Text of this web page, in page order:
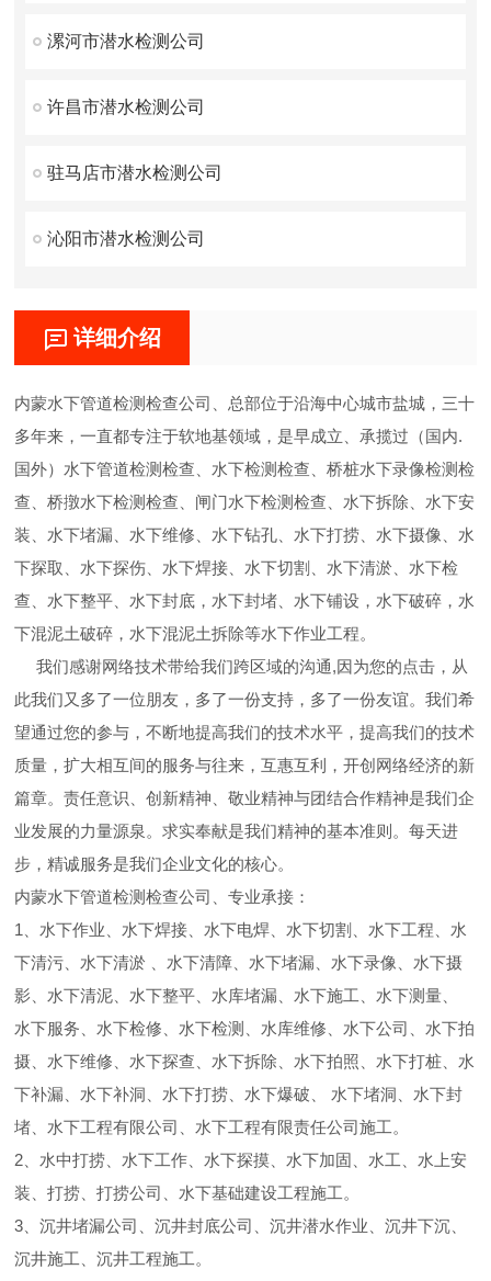
漯河市潜水检测公司
许昌市潜水检测公司
驻马店市潜水检测公司
沁阳市潜水检测公司
详细介绍
内蒙水下管道检测检查公司、总部位于沿海中心城市盐城，三十
多年来，一直都专注于软地基领域，是早成立、承揽过（国内.
国外）水下管道检测检查、水下检测检查、桥桩水下录像检测检
查、桥撴水下检测检查、闸门水下检测检查、水下拆除、水下安
装、水下堵漏、水下维修、水下钻孔、水下打捞、水下摄像、水
下探取、水下探伤、水下焊接、水下切割、水下清淤、水下检
查、水下整平、水下封底，水下封堵、水下铺设，水下破碎，水
下混泥土破碎，水下混泥土拆除等水下作业工程。
我们感谢网络技术带给我们跨区域的沟通,因为您的点击，从
此我们又多了一位朋友，多了一份支持，多了一份友谊。我们希
望通过您的参与，不断地提高我们的技术水平，提高我们的技术
质量，扩大相互间的服务与往来，互惠互利，开创网络经济的新
篇章。责任意识、创新精神、敬业精神与团结合作精神是我们企
业发展的力量源泉。求实奉献是我们精神的基本准则。每天进
步，精诚服务是我们企业文化的核心。
内蒙水下管道检测检查公司、专业承接：
1、水下作业、水下焊接、水下电焊、水下切割、水下工程、水
下清污、水下清淤 、水下清障、水下堵漏、水下录像、水下摄
影、水下清泥、水下整平、水库堵漏、水下施工、水下测量、
水下服务、水下检修、水下检测、水库维修、水下公司、水下拍
摄、水下维修、水下探查、水下拆除、水下拍照、水下打桩、水
下补漏、水下补洞、水下打捞、水下爆破、 水下堵洞、水下封
堵、水下工程有限公司、水下工程有限责任公司施工。
2、水中打捞、水下工作、水下探摸、水下加固、水工、水上安
装、打捞、打捞公司、水下基础建设工程施工。
3、沉井堵漏公司、沉井封底公司、沉井潜水作业、沉井下沉、
沉井施工、沉井工程施工。